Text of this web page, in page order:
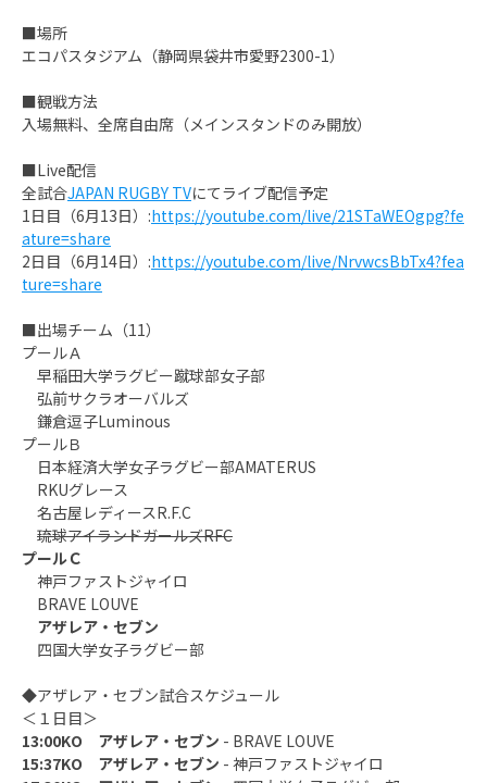
■場所
エコパスタジアム（静岡県袋井市愛野2300-1）
■観戦方法
入場無料、全席自由席（メインスタンドのみ開放）
■Live配信
全試合JAPAN RUGBY TVにてライブ配信予定
1日目（6月13日）:https://youtube.com/live/21STaWEOgpg?fe
ature=share
2日目（6月14日）:https://youtube.com/live/NrvwcsBbTx4?fea
ture=share
■出場チーム（11）
プールＡ
早稲田大学ラグビー蹴球部女子部
弘前サクラオーバルズ
鎌倉逗子Luminous
プールＢ
日本経済大学女子ラグビー部AMATERUS
RKUグレース
名古屋レディースR.F.C
琉球アイランドガールズRFC
プールＣ
神戸ファストジャイロ
BRAVE LOUVE
アザレア・セブン
四国大学女子ラグビー部
◆アザレア・セブン試合スケジュール
＜１日目＞
13:00KO アザレア・セブン - BRAVE LOUVE
15:37KO アザレア・セブン - 神戸ファストジャイロ